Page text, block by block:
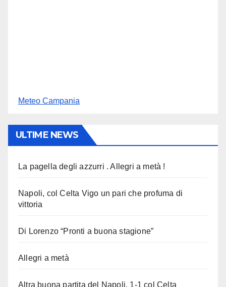
Meteo Campania
ULTIME NEWS
La pagella degli azzurri . Allegri a metà !
Napoli, col Celta Vigo un pari che profuma di
vittoria
Di Lorenzo “Pronti a buona stagione”
Allegri a metà
Altra buona partita del Napoli, 1-1 col Celta